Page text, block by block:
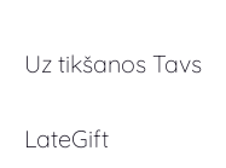
Uz tikšanos Tavs
LateGift